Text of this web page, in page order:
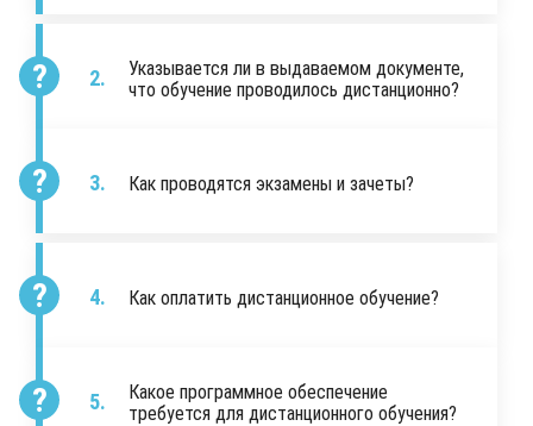
Указывается ли в выдаваемом документе,
что обучение проводилось дистанционно?
Как проводятся экзамены и зачеты?
Как оплатить дистанционное обучение?
Какое программное обеспечение
требуется для дистанционного обучения?